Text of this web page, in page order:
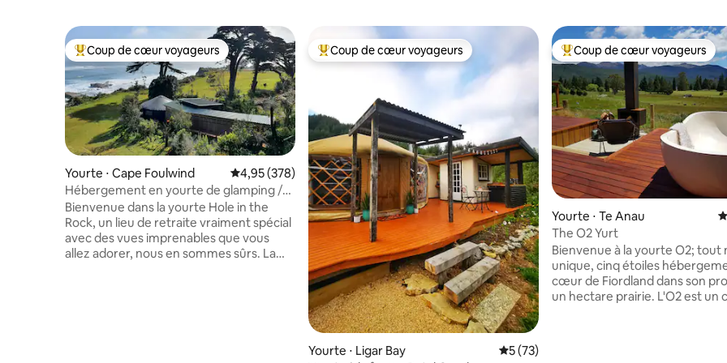
Coups de cœur voyageurs les plus appréciés
Coup de cœur voyageurs
Yourte ⋅ Cape Foulwind Évaluation moyenne sur la base de 378 commentaires : 4,95 sur 5
4,95 (378)
Hébergement en yourte de glamping /
trou dans le rocher
Bienvenue dans la yourte Hole in the
Rock, un lieu de retraite vraiment spécial
avec des vues imprenables que vous
allez adorer, nous en sommes sûrs. La
Coups de cœur voyageurs les plus appréciés
Coup de cœur voyageurs
Yourte ⋅ Ligar Bay Évaluation moyenne sur la base de 73
5 (73)
Coups de cœur voyageurs les
Coup de cœur voyageurs
Yourte ⋅ Te Anau
The O2 Yurt
Bienvenue à la yourte O2; tout
unique, cinq étoiles
cœur de Fiordland dans son
un hectare prairie. L'O2 est un complexe